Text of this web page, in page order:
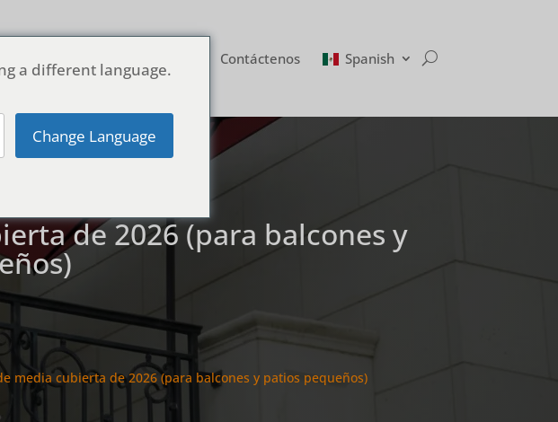
Contáctenos Spanish
de 2026 (para balcones y
media cubierta de 2026 (para balcones y patios pequeños)
a different language.
Change Language